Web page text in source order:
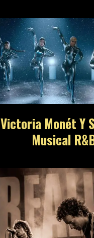
Victoria Monét Y
Musical